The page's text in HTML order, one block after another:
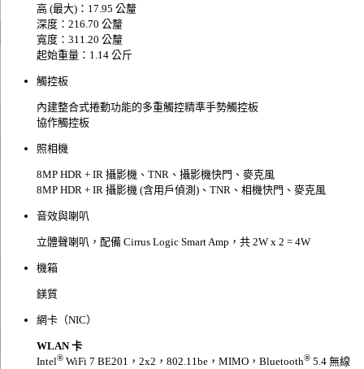
高 (最大)：17.95 公釐
深度：216.70 公釐
寬度：311.20 公釐
起始重量：1.14 公斤
觸控板
內建整合式捲動功能的多重觸控精準手勢觸控板
協作觸控板
照相機
8MP HDR + IR 攝影機、TNR、攝影機快門、麥克風
8MP HDR + IR 攝影機 (含用戶偵測)、TNR、相機快門、麥克風
音效與喇叭
立體聲喇叭，配備 Cirrus Logic Smart Amp，共 2W x 2 = 4W
機箱
鎂質
網卡（NIC）
WLAN 卡
Intel® WiFi 7 BE201，2x2，802.11be，MIMO，Bluetooth® 5.4 無線